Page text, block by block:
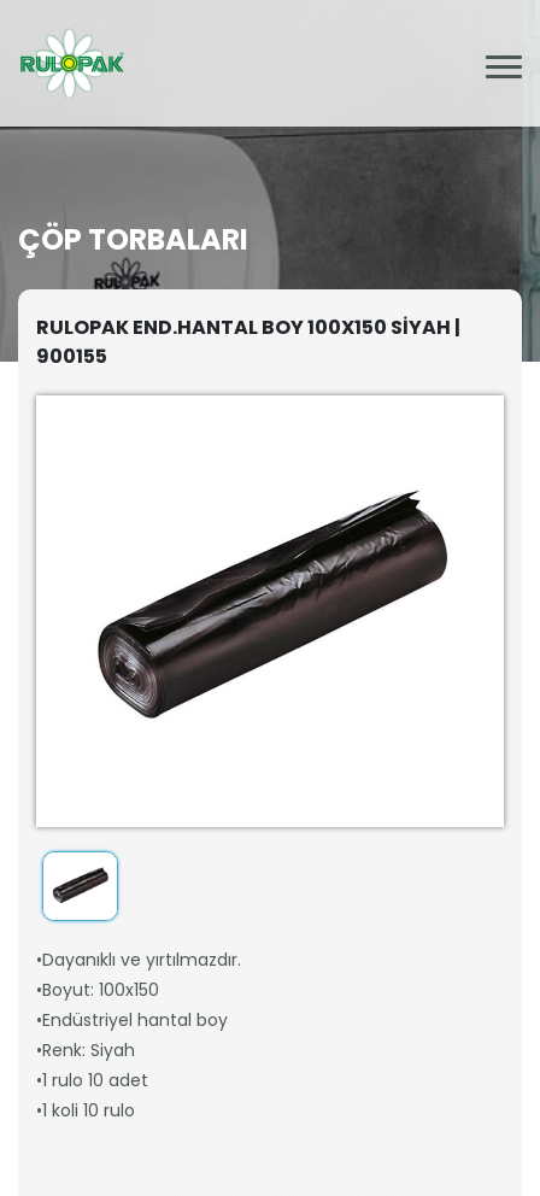
ÇÖP TORBALARI
RULOPAK END.HANTAL BOY 100X150 SİYAH |
900155
•Dayanıklı ve yırtılmazdır.
•Boyut: 100x150
•Endüstriyel hantal boy
•Renk: Siyah
•1 rulo 10 adet
•1 koli 10 rulo